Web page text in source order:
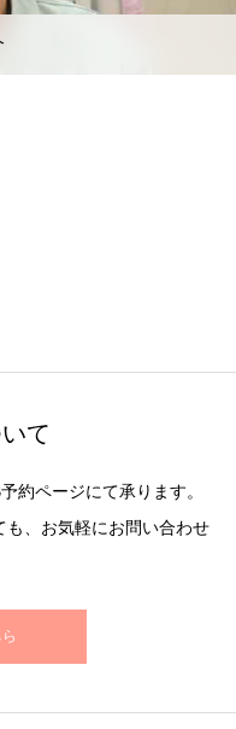
て
約ページにて承ります。
、お気軽にお問い合わせ